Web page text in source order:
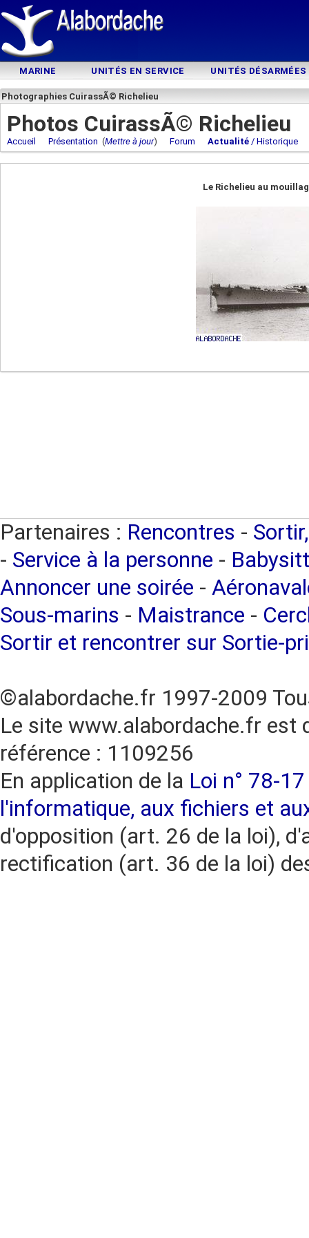
MARINE UNITÉS EN SERVICE UNITÉS DÉSARMÉES
Photographies CuirassÃ© Richelieu
Photos CuirassÃ© Richelieu
Accueil Présentation (Mettre à jour) Forum Actualité / Historique
Le Richelieu au
Partenaires : Rencontres -
- Service à la personne -
Annoncer une soirée -
Sous-marins - Maistrance -
Sortir et rencontrer sur Sortie-
©alabordache.fr 1997-2009
Le site www.alabordache.fr est
référence : 1109256
En application de la Loi n° 78-
l'informatique, aux fichiers et
d'opposition (art. 26 de la loi),
rectification (art. 36 de la loi)